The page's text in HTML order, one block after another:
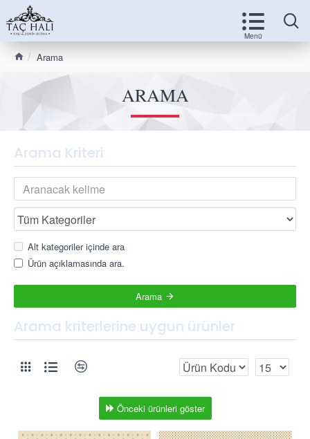
Arama
ARAMA
Arama Kriteri
Alt kategoriler içinde ara
Ürün açıklamasında ara.
Arama
Arama kriterlerine uygun ürünler
Önceki ürünleri göster